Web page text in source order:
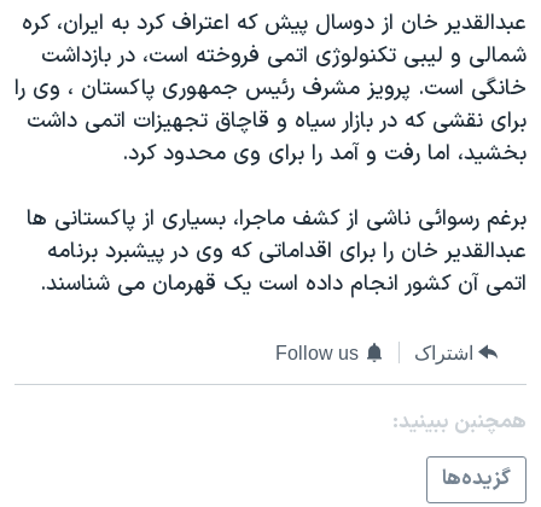
حقوق شهروندی
اقتصادی
علم و فناوری
اسرائیل در جنگ
گالری عکس
آرشیو پخش زنده
انتخابات ریاست جمهوری آمریکا ۲۰۲۴
حمله جمهوری اسلامی به اسرائیل
رمز مهسا
ورزش زنان در ایران
اعتراضات زن، زندگی، آزادی
مجموعه مستندهای دادخواهی
تریبونال مردمی آبان ۹۸
چهل سال گروگان‌گیری
قانون شفافیت دارائی کادر رهبری ایران
اعتراضات مردمی آبان ۹۸
زبانهای مختلف
عبدالقدير خان از دوسال پيش که اعتراف کرد به ايران، کره
شمالی و ليبی تکنولوژی اتمی فروخته است، در بازداشت
خانگی است. پرويز مشرف رئيس جمهوری پاکستان ، وی را
برای نقشی که در بازار سياه و قاچاق تجهيزات اتمی داشت
بخشيد، اما رفت و آمد را برای وی محدود کرد.
برغم رسوائی ناشی از کشف ماجرا، بسياری از پاکستانی ها
عبدالقدير خان را برای اقداماتی که وی در پيشبرد برنامه
اتمی آن کشور انجام داده است يک قهرمان می شناسند.
اشتراک Follow us
همچنبن ببینید:
گزيده‌ها